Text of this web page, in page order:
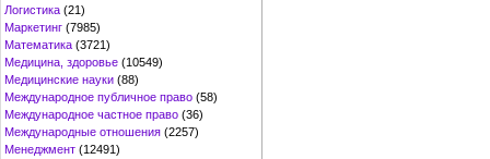
Логистика (21)
Маркетинг (7985)
Математика (3721)
Медицина, здоровье (10549)
Медицинские науки (88)
Международное публичное право (58)
Международное частное право (36)
Международные отношения (2257)
Менеджмент (12491)